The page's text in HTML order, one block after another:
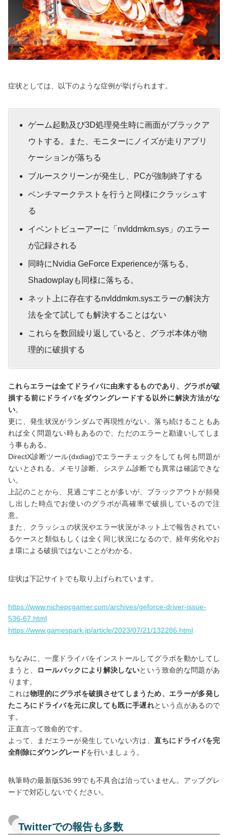
症状としては、以下のような症例が挙げられます。
ゲーム起動及び3D処理発生時に画面がブラックア
ウトする。また、モニターにノイズが走りアプリ
ケーションが落ちる
ブルースクリーンが発生し、PCが強制終了する
ベンチマークテストを行うと同様にクラッシュす
る
イベントビューアーに「nvlddmkm.sys」のエラー
が記録される
同時にNvidia GeForce Experienceが落ちる。
Shadowplayも同様に落ちる。
ネット上に存在するnvlddmkm.sysエラーの解決方
法を全て試しても解決することはない
これらを数回繰り返していると、グラボ本体が物
理的に破損する
これらエラーは全てドライバに由来するものであり、グラボが破
損する前にドライバをダウングレードする以外に解決方法がな
い。
更に、発生状況がランダムで再現性がない。落ち続けることもあ
れば全く問題ない時もあるので、ただのエラーと勘違いしてしま
う事もある。
DirectX診断ツール(dxdiag)でエラーチェックをしても何も問題が
ないとされる。メモリ診断、システム診断でも異常は確認できな
い。
上記のことから、見過ごすことが多いが、ブラックアウトが頻発
し出した時点でお使いのグラボが高確率で破損しているので注
意。
また、クラッシュの状況やエラー状況がネット上で報告されてい
るケースと類似もしくは全く同じ状況になるので、経年劣化やお
ま環による破損ではないことがわかる。
症状は下記サイトでも取り上げられています。
https://www.nichepcgamer.com/archives/geforce-driver-issue-
536-67.html
https://www.gamespark.jp/article/2023/07/21/132286.html
ちなみに、一度ドライバをインストールしてグラボを動かしてし
まうと、 ロールバックにより解決しないという致命的な問題があ
ります。
これは物理的にグラボを破損させてしまうため、エラーが多発し
たころにドライバを元に戻しても既に手遅れという点があるので
す。
正直言って致命的です。
よって、まだエラーが発生していない方は、直ちにドライバを完
全削除にダウングレードを行いましょう。
執筆時の最新版536.99でも不具合は治っていません。アップグレ
ードで対応しないでください。
Twitterでの報告も多数